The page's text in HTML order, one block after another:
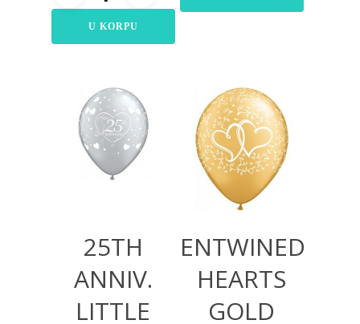
U KORPU
360,00RSD
25TH
ANNIV.
LITTLE
360,00RSD
ENTWINED
HEARTS
GOLD